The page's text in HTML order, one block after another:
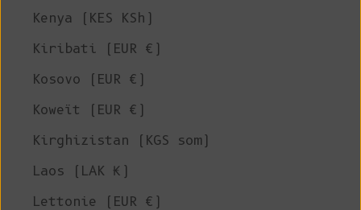
Kenya (KES KSh)
Kiribati (EUR €)
Kosovo (EUR €)
Koweït (EUR €)
Kirghizistan (KGS som)
Laos (LAK ₭)
Lettonie (EUR €)